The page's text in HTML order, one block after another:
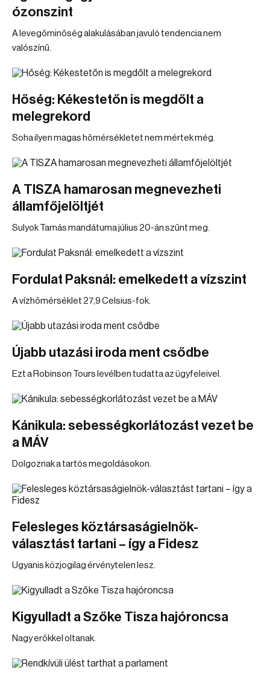
ózonszint
A levegőminőség alakulásában javuló tendencia nem
valószínű.
Hőség: Kékestetőn is megdőlt a
melegrekord
Soha ilyen magas hőmérsékletet nem mértek még.
A TISZA hamarosan megnevezheti
államfőjelöltjét
Sulyok Tamás mandátuma július 20-án szűnt meg.
Fordulat Paksnál: emelkedett a vízszint
A vízhőmérséklet 27,9 Celsius-fok.
Újabb utazási iroda ment csődbe
Ezt a Robinson Tours levélben tudatta az ügyfeleivel.
Kánikula: sebességkorlátozást vezet be
a MÁV
Dolgoznak a tartós megoldásokon.
Felesleges köztársaságielnök-
választást tartani – így a Fidesz
Ugyanis közjogilag érvénytelen lesz.
Kigyulladt a Szőke Tisza hajóroncsa
Nagy erőkkel oltanak.